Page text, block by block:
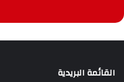
القائمة البريدية